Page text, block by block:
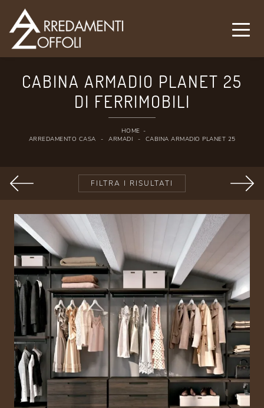
CABINA ARMADIO PLANET 25
DI FERRIMOBILI
HOME -
ARREDAMENTO CASA
- ARMADI - CABINA ARMADIO PLANET 25
FILTRA I RISULTATI